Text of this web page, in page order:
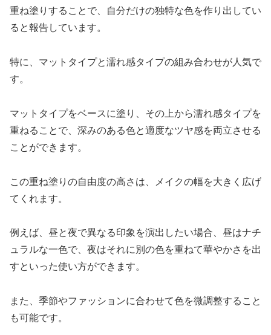
重ね塗りすることで、自分だけの独特な色を作り出してい
ると報告しています。
特に、マットタイプと濡れ感タイプの組み合わせが人気で
す。
マットタイプをベースに塗り、その上から濡れ感タイプを
重ねることで、深みのある色と適度なツヤ感を両立させる
ことができます。
この重ね塗りの自由度の高さは、メイクの幅を大きく広げ
てくれます。
例えば、昼と夜で異なる印象を演出したい場合、昼はナチ
ュラルな一色で、夜はそれに別の色を重ねて華やかさを出
すといった使い方ができます。
また、季節やファッションに合わせて色を微調整すること
も可能です。